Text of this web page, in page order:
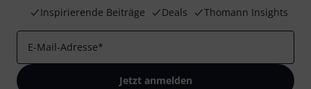
Inspirierende Beiträge
Deals Thomann Insights
E-Mail-Adresse*
Jetzt anmelden